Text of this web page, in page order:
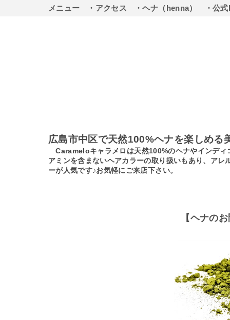
メニュー ・アクセス ・ヘナ（henna） ・公
広島市中区で天然100%ヘナを楽しめる
Carameloキャラメロは天然100%のヘナやインディ
アミンを含まないヘアカラーの取り扱いもあり、ア
ーが人気です♪お気軽にご来店下さい。
【ヘナの